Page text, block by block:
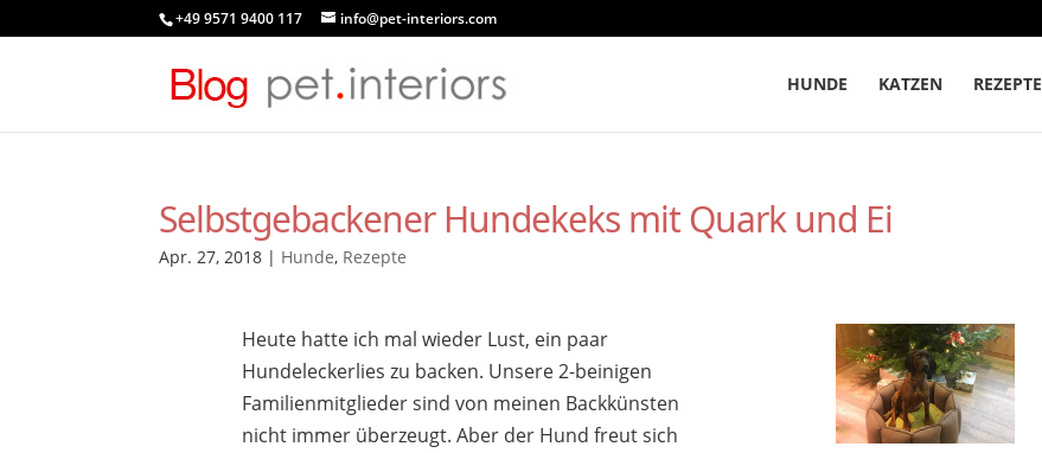
+49 9571 9400 117 info@pet-interiors.com
HUNDE KATZEN REZEPTE
Selbstgebackener Hundekeks mit Quark und Ei
Apr. 27, 2018 | Hunde, Rezepte
Heute hatte ich mal wieder Lust, ein paar
Hundeleckerlies zu backen. Unsere 2-beinigen
Familienmitglieder sind von meinen Backkünsten
nicht immer überzeugt. Aber der Hund freut sich